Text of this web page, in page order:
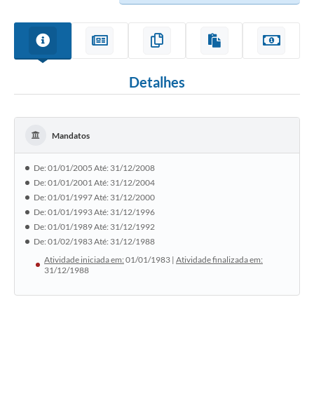
Detalhes
Mandatos
De: 01/01/2005 Até: 31/12/2008
De: 01/01/2001 Até: 31/12/2004
De: 01/01/1997 Até: 31/12/2000
De: 01/01/1993 Até: 31/12/1996
De: 01/01/1989 Até: 31/12/1992
De: 01/02/1983 Até: 31/12/1988
Atividade iniciada em: 01/01/1983 | Atividade finalizada em:
31/12/1988